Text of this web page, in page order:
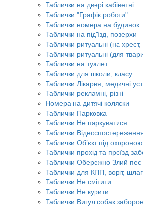
Таблички на двері кабінетні
Таблички "Графік роботи"
Таблички номера на будинок
Таблички на під'їзд, поверхи
Таблички ритуальні (на
Таблички ритуальні (для
Таблички на туалет
Таблички для школи, класу
Таблички Лікарня, медичні
Таблички рекламні, різні
Номера на дитячі коляски
Таблички Парковка
Таблички Не паркуватися
Таблички Відеоспостереження
Таблички Об’єкт під охороною
Таблички прохід та проїзд
Таблички Обережно Злий пес
Таблички для КПП, воріт,
Таблички Не смітити
Таблички Не курити
Таблички Вигул собак